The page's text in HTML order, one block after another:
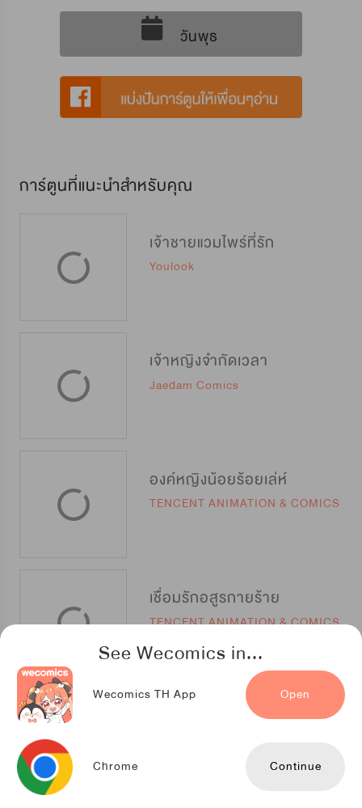
See Wecomics in...
Wecomics TH App Open
Chrome Continue
วันพุธ
การ์ตูนที่แนะนำสำหรับคุณ
เจ้าชายแวมไพร์ที่รัก
Youlook
เจ้าหญิงจำกัดเวลา
Jaedam Comics
องค์หญิงน้อยร้อยเล่ห์
TENCENT ANIMATION & COMICS
เชื่อมรักอสูรกายร้าย
TENCENT ANIMATION & COMICS